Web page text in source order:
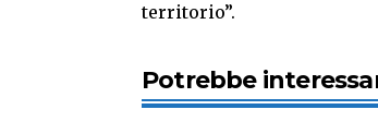
territorio”.
Potrebbe